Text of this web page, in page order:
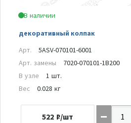
В наличии
декоративный колпак
Арт.
5ASV-070101-6001
Арт. замены
7020-070101-1B200
В узле
1 шт.
Вес
0.028 кг
522 ₽/шт